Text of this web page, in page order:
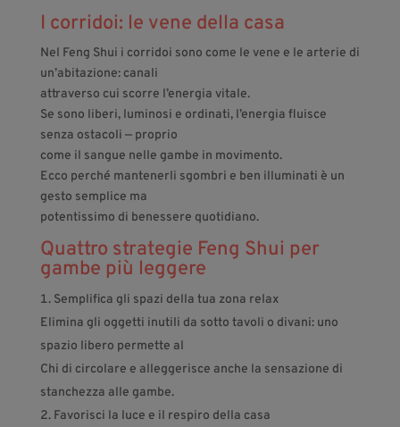
I corridoi: le vene della casa
Nel Feng Shui i corridoi sono come le vene e le arterie di
un’abitazione: canali
attraverso cui scorre l’energia vitale.
Se sono liberi, luminosi e ordinati, l’energia fluisce
senza ostacoli — proprio
come il sangue nelle gambe in movimento.
Ecco perché mantenerli sgombri e ben illuminati è un
gesto semplice ma
potentissimo di benessere quotidiano.
Quattro strategie Feng Shui per
gambe più leggere
Semplifica gli spazi della tua zona relax
Elimina gli oggetti inutili da sotto tavoli o divani: uno
spazio libero permette al
Chi di circolare e alleggerisce anche la sensazione di
stanchezza alle gambe.
Favorisci la luce e il respiro della casa